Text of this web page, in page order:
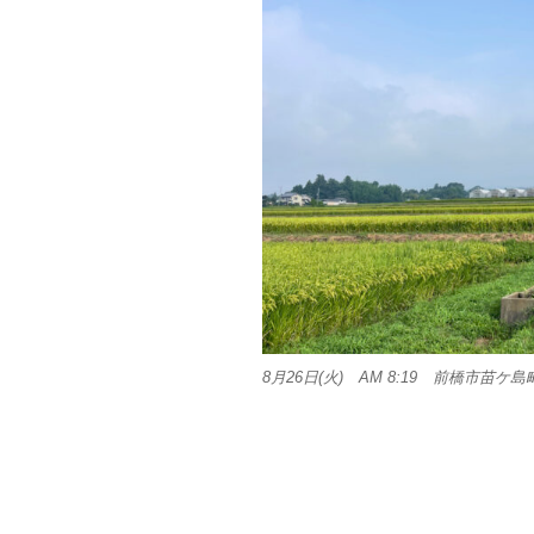
8月26日(火) AM 8:19 前橋市苗ケ島